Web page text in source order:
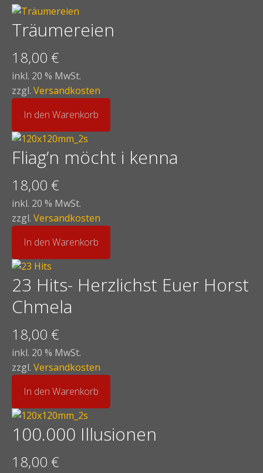
Träumereien
18,00 €
inkl. 20 % MwSt.
zzgl. Versandkosten
In den Warenkorb
Fliag’n möcht i kenna
18,00 €
inkl. 20 % MwSt.
zzgl. Versandkosten
In den Warenkorb
23 Hits- Herzlichst Euer Horst
Chmela
18,00 €
inkl. 20 % MwSt.
zzgl. Versandkosten
In den Warenkorb
100.000 Illusionen
18,00 €